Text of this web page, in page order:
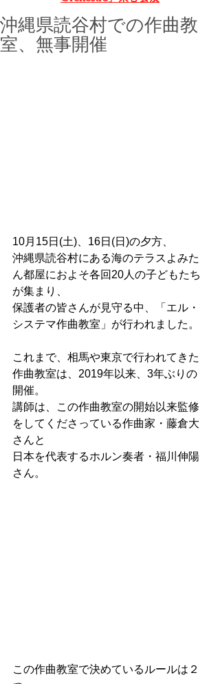
沖縄県読谷村での作曲教
室、無事開催
10月15日(土)、16日(日)の夕方、
沖縄県読谷村にある海のテラスよみた
ん都屋におよそ各回20人の子どもたち
が集まり、
保護者の皆さんが見守る中、「エル・
システマ作曲教室」が行われました。
これまで、相馬や東京で行われてきた
作曲教室は、2019年以来、3年ぶりの
開催。
講師は、この作曲教室の開始以来監修
をしてくださっている作曲家・藤倉大
さんと
日本を代表するホルン奏者・福川伸陽
さん。
この作曲教室で決めているルールは２